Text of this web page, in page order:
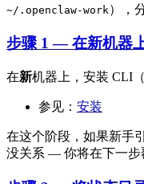
~/.openclaw-work ），
步骤 1 — 在新机器
在新机器上，安装 CLI
参见： 安装
在这个阶段，如果新手
没关系 — 你将在下一步